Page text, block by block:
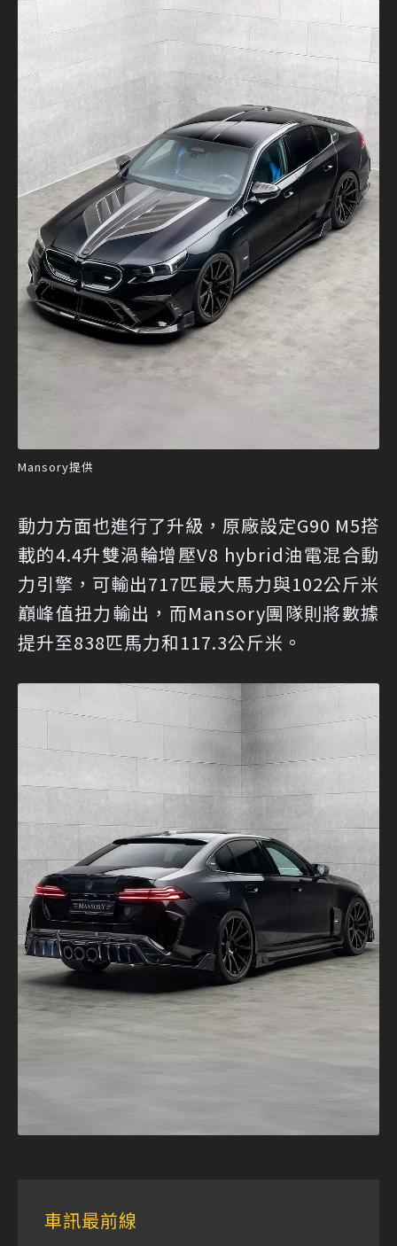
Mansory提供
動力方面也進行了升級，原廠設定G90 M5搭
載的4.4升雙渦輪增壓V8 hybrid油電混合動
力引擎，可輸出717匹最大馬力與102公斤米
巔峰值扭力輸出，而Mansory團隊則將數據
提升至838匹馬力和117.3公斤米。
車訊最前線